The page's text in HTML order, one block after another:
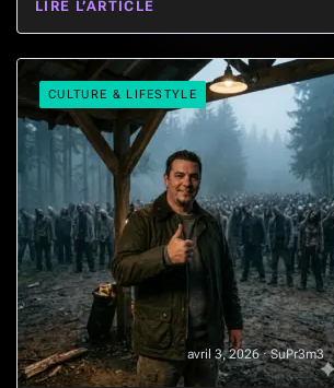
LIRE L’ARTICLE
CULTURE & LIFESTYLE
avril 3, 2026 · SuPr3m3